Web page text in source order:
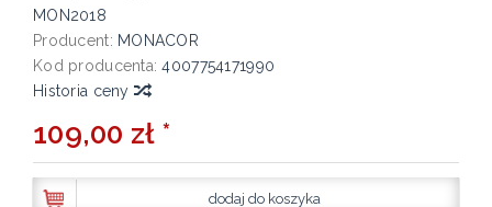
MON2018
Producent: MONACOR
Kod producenta: 4007754171990
Historia ceny
109,00 zł *
dodaj do koszyka